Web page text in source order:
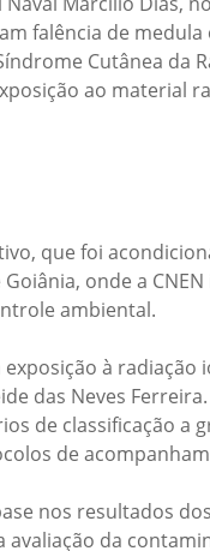
falência de
Cutânea da
ao material
que foi
onde a
ambiental.
à
das Neves
de classificação a
de
nos resultados
da